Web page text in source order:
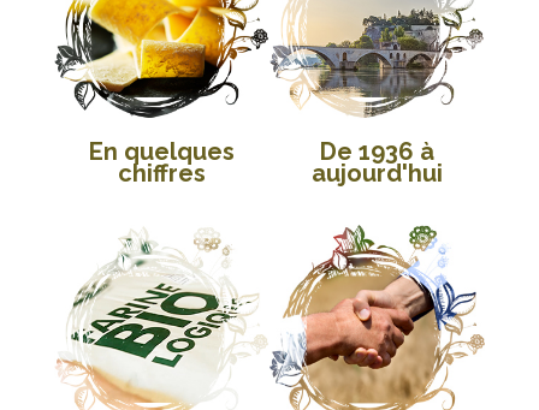
En quelques
chiffres
De 1936 à
aujourd'hui